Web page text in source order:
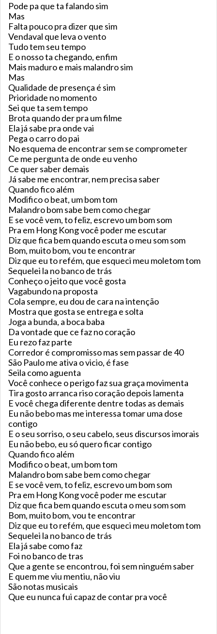
Pode pa que ta falando sim
Mas
Falta pouco pra dizer que sim
Vendaval que leva o vento
Tudo tem seu tempo
E o nosso ta chegando, enfim
Mais maduro e mais malandro sim
Mas
Qualidade de presença é sim
Prioridade no momento
Sei que ta sem tempo
Brota quando der pra um filme
Ela já sabe pra onde vai
Pega o carro do pai
No esquema de encontrar sem se comprometer
Ce me pergunta de onde eu venho
Ce quer saber demais
Já sabe me encontrar, nem precisa saber
Quando fico além
Modifico o beat, um bom tom
Malandro bom sabe bem como chegar
E se você vem, to feliz, escrevo um bom som
Pra em Hong Kong você poder me escutar
Diz que fica bem quando escuta o meu som som
Bom, muito bom, vou te encontrar
Diz que eu to refém, que esqueci meu moletom tom
Sequelei la no banco de trás
Conheço o jeito que você gosta
Vagabundo na proposta
Cola sempre, eu dou de cara na intenção
Mostra que gosta se entrega e solta
Joga a bunda, a boca baba
Da vontade que ce faz no coração
Eu rezo faz parte
Corredor é compromisso mas sem passar de 40
São Paulo me ativa o vicio, é fase
Seila como aguenta
Você conhece o perigo faz sua graça movimenta
Tira gosto arranca riso coração depois lamenta
E você chega diferente dentre todas as demais
Eu não bebo mas me interessa tomar uma dose
contigo
E o seu sorriso, o seu cabelo, seus discursos imorais
Eu não bebo, eu só quero ficar contigo
Quando fico além
Modifico o beat, um bom tom
Malandro bom sabe bem como chegar
E se você vem, to feliz, escrevo um bom som
Pra em Hong Kong você poder me escutar
Diz que fica bem quando escuta o meu som som
Bom, muito bom, vou te encontrar
Diz que eu to refém, que esqueci meu moletom tom
Sequelei la no banco de trás
Ela já sabe como faz
Foi no banco de tras
Que a gente se encontrou, foi sem ninguém saber
E quem me viu mentiu, não viu
São notas musicais
Que eu nunca fui capaz de contar pra você